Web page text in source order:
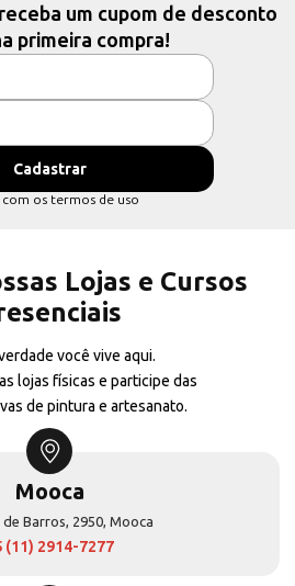
um cupom de desconto
primeira compra!
os termos de uso
Lojas e Cursos
você vive aqui.
lojas físicas e participe das
de pintura e artesanato.
Mooca
de Barros, 2950, Mooca
(11) 2914-7277